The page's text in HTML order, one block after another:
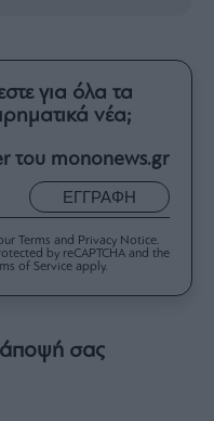
για όλα τα
νέα;
του mononews.gr
ΕΓΓΡΑΦΗ
Terms and Privacy Notice.
by reCAPTCHA and the
of Service apply.
άποψή σας